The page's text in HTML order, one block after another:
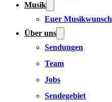
Musik
Euer Musikwunsch
Über uns
Sendungen
Team
Jobs
Sendegebiet